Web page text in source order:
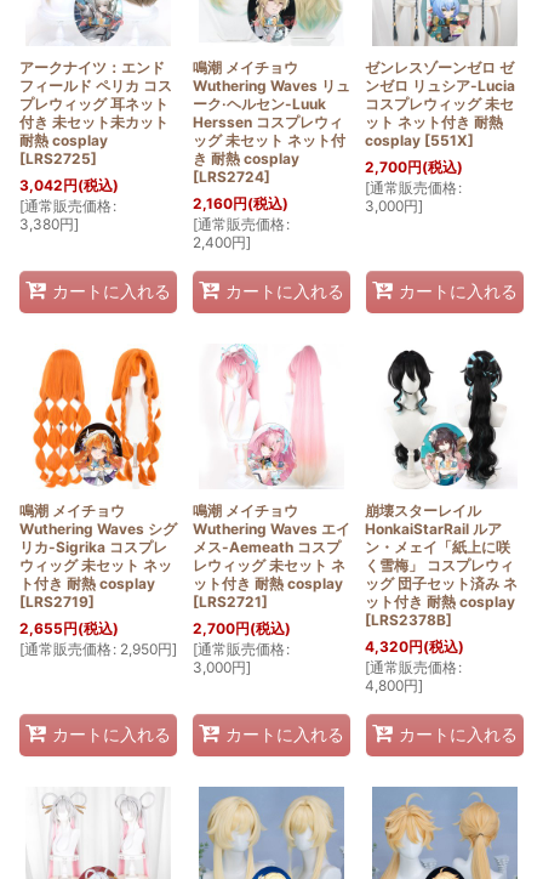
アークナイツ：エンド
フィールド ペリカ コス
プレウィッグ 耳ネット
付き 未セット未カット
耐熱 cosplay
[LRS2725]
3,042円(税込)
[通常販売価格:
3,380円]
カートに入れる
鳴潮 メイチョウ
Wuthering Waves リュ
ーク·ヘルセン-Luuk
Herssen コスプレウィ
ッグ 未セット ネット付
き 耐熱 cosplay
[LRS2724]
2,160円(税込)
[通常販売価格:
2,400円]
カートに入れる
ゼンレスゾーンゼロ ゼ
ンゼロ リュシア-Lucia
コスプレウィッグ 未セ
ット ネット付き 耐熱
cosplay [551X]
2,700円(税込)
[通常販売価格:
3,000円]
カートに入れる
鳴潮 メイチョウ
Wuthering Waves シグ
リカ-Sigrika コスプレ
ウィッグ 未セット ネッ
ト付き 耐熱 cosplay
[LRS2719]
2,655円(税込)
[通常販売価格: 2,950円]
カートに入れる
鳴潮 メイチョウ
Wuthering Waves エイ
メス-Aemeath コスプ
レウィッグ 未セット ネ
ット付き 耐熱 cosplay
[LRS2721]
2,700円(税込)
[通常販売価格:
3,000円]
カートに入れる
崩壊スターレイル
HonkaiStarRail ルア
ン・メェイ「紙上に咲
く雪梅」 コスプレウィ
ッグ 団子セット済み ネ
ット付き 耐熱 cosplay
[LRS2378B]
4,320円(税込)
[通常販売価格:
4,800円]
カートに入れる